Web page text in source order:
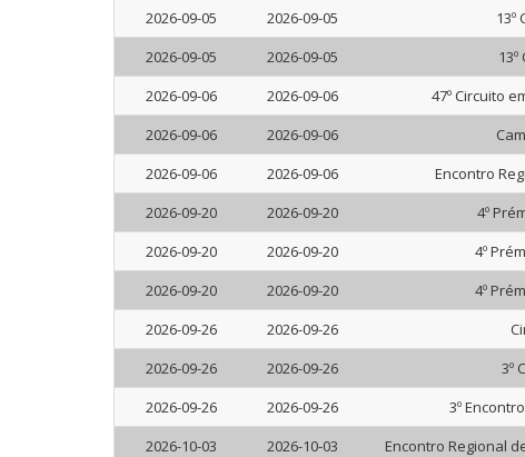
2026-09-05
2026-09-05 13º
2026-09-05
2026-09-05
2026-09-06
2026-09-06 47º Circuito
2026-09-06
2026-09-06
2026-09-06
2026-09-06 Encontro
2026-09-20
2026-09-20 4º
2026-09-20
2026-09-20 4º
2026-09-20
2026-09-20 4º
2026-09-26
2026-09-26
2026-09-26
2026-09-26 3º
2026-09-26
2026-09-26 3º
2026-10-03
2026-10-03 Encontro Regional